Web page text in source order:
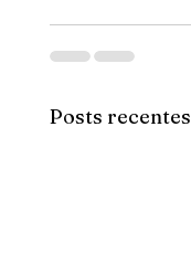
Posts recentes